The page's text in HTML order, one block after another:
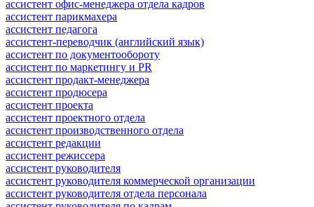
ассистент офис-менеджера отдела кадров
ассистент парикмахера
ассистент педагога
ассистент-переводчик (английский язык)
ассистент по документообороту
ассистент по маркетингу и PR
ассистент продакт-менеджера
ассистент продюсера
ассистент проекта
ассистент проектного отдела
ассистент производственного отдела
ассистент редакции
ассистент режиссера
ассистент руководителя
ассистент руководителя коммерческой организации
ассистент руководителя отдела персонала